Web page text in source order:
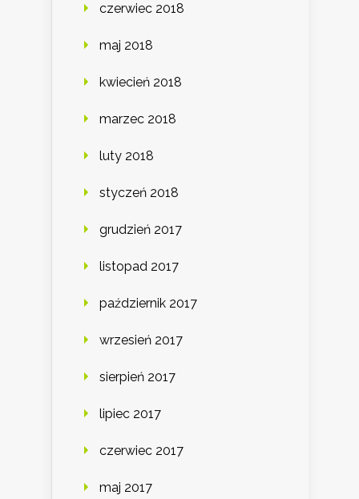
czerwiec 2018
maj 2018
kwiecień 2018
marzec 2018
luty 2018
styczeń 2018
grudzień 2017
listopad 2017
październik 2017
wrzesień 2017
sierpień 2017
lipiec 2017
czerwiec 2017
maj 2017